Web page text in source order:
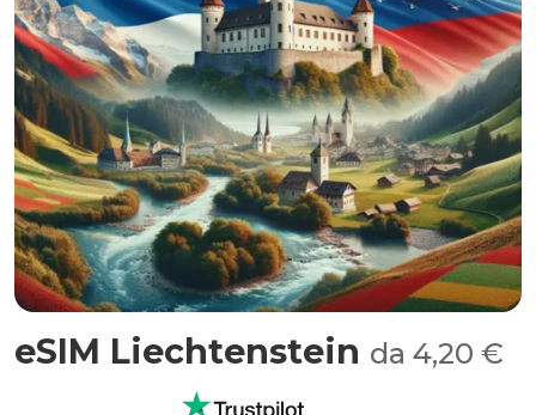
eSIM Liechtenstein da 4,20 €